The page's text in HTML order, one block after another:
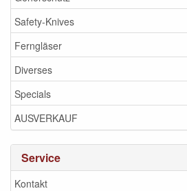
Safety-Knives
Ferngläser
Diverses
Specials
AUSVERKAUF
Service
Kontakt